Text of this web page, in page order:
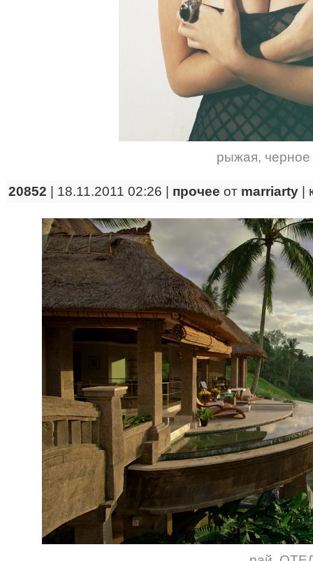
рыжая, черное
20852 | 18.11.2011 02:26 | прочее от marriarty